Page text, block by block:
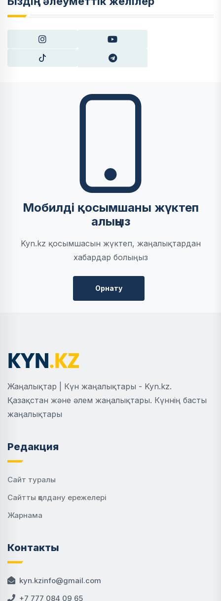
Мобилді қосымшаны жүктеп
алыңыз
Kyn.kz қосымшасын жүктеп, жаңалықтардан
хабардар болыңыз
Орнату
Жаңалықтар | Күн жаңалықтары - Kyn.kz.
Қазақстан және әлем жаңалықтары. Күннің басты
жаңалықтары
Редакция
Сайт туралы
Сайтты қолдану ережелері
Жарнама
Контакты
kyn.kzinfo@gmail.com
+7 777 084 09 65